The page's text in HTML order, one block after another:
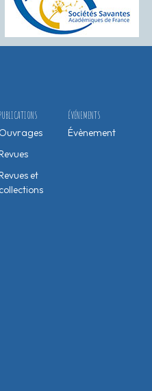
ÉVÉNEMENTS
Évènement
PUBLICATIONS
Ouvrages
Revues
Revues et
collections